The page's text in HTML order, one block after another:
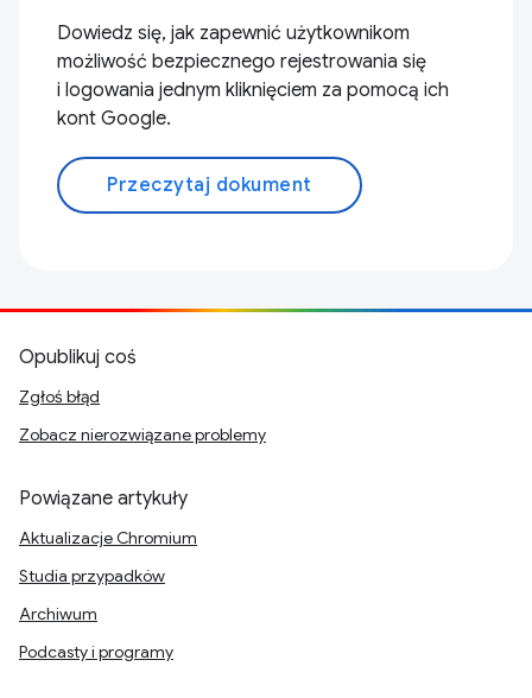
Dowiedz się, jak zapewnić użytkownikom
możliwość bezpiecznego rejestrowania się
i logowania jednym kliknięciem za pomocą ich
kont Google.
Przeczytaj dokument
Opublikuj coś
Zgłoś błąd
Zobacz nierozwiązane problemy
Powiązane artykuły
Aktualizacje Chromium
Studia przypadków
Archiwum
Podcasty i programy